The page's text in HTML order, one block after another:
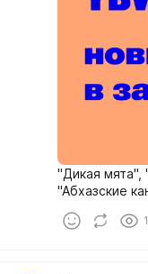
"Дикая мята",
"Абхазские